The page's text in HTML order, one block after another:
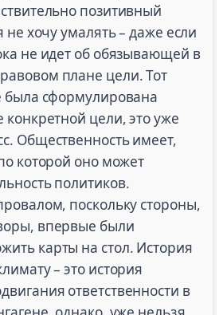
позитивный
не хочу умалять – даже если
не идет об обязывающей в
плане цели. Тот
была сформулирована
конкретной цели, это уже
Общественность имеет,
которой оно может
политиков.
поскольку стороны,
впервые были
карты на стол. История
– это история
ответственности в